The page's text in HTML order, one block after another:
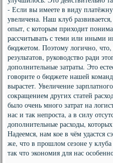
- Если вы имеете в виду
увеличена. Наш клуб
опыт, с которым приходит
рассчитывать с теми или иными
бюджетом. Поэтому логично,
результатов, руководство ради
дополнительные затраты. Это
говорите о бюджете нашей
вырастет. Увеличение
сокращением других статей
было очень много затрат на
нас и так непроста, а в силу
дополнительные расходы,
Надеемся, нам кое в чём удастся
же, что в прошлом сезоне у
так что экономия для нас